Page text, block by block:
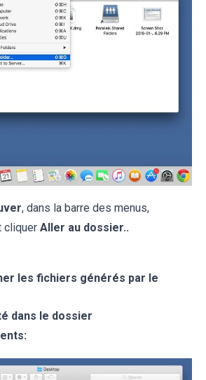
, dans la barre des menus,
cliquer Aller au dossier..
les fichiers générés par le
dans le dossier